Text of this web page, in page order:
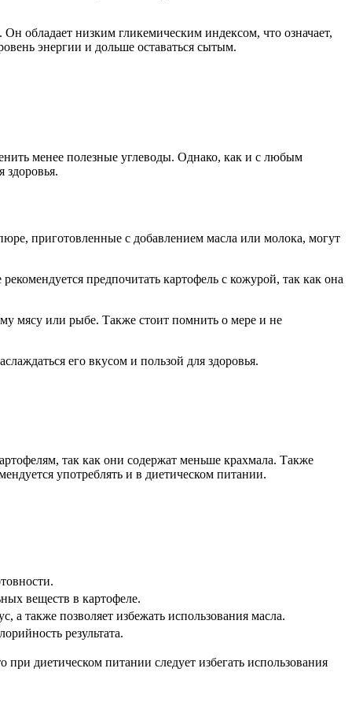
обладает низким гликемическим индексом, что означает,
энергии и дольше оставаться сытым.
менее полезные углеводы. Однако, как и с любым
здоровья.
приготовленные с добавлением масла или молока, могут
предпочитать картофель с кожурой, так как она
мясу или рыбе. Также стоит помнить о мере и не
его вкусом и пользой для здоровья.
так как они содержат меньше крахмала. Также
употреблять и в диетическом питании.
веществ в картофеле.
также позволяет избежать использования масла.
результата.
диетическом питании следует избегать использования